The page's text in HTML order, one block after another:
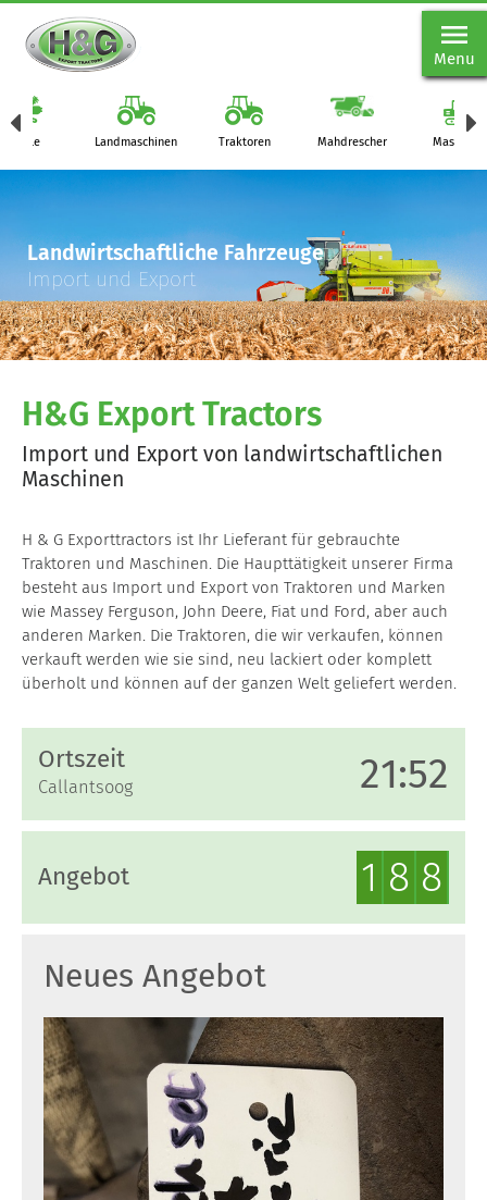
Menu
Teile Landmaschinen Traktoren Mahdrescher
Landwirtschaftliche Fahrzeuge
Import und Export
H&G Export Tractors
Import und Export von landwirtschaftlichen
Maschinen
H & G Exporttractors ist Ihr Lieferant für gebrauchte
Traktoren und Maschinen. Die Haupttätigkeit unserer Firma
besteht aus Import und Export von Traktoren und Marken
wie Massey Ferguson, John Deere, Fiat und Ford, aber auch
anderen Marken. Die Traktoren, die wir verkaufen, können
verkauft werden wie sie sind, neu lackiert oder komplett
überholt und können auf der ganzen Welt geliefert werden.
Ortszeit 21:52
Callantsoog
Angebot 1 8 8
Neues Angebot